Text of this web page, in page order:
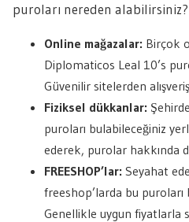
puroları nereden
Online mağazalar: Birçok
Diplomaticos Leal 10’s
Güvenilir sitelerden
Fiziksel dükkanlar:
puroları bulabileceğiniz
ederek, purolar hakkında
FREESHOP’lar: Seyahat
freeshop’larda bu puroları
Genellikle uygun fiyatlarla